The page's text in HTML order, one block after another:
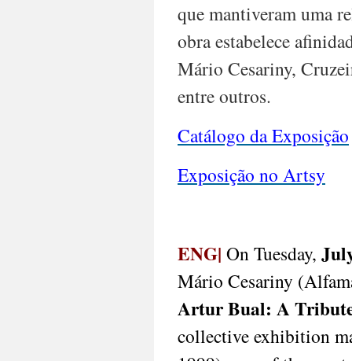
que mantiveram uma
obra estabelece
Mário Cesariny,
entre outros.
Catálogo da Exposição
Exposição no Artsy
ENG| On Tuesday,
Mário Cesariny
Artur Bual: A Tribute
collective exhibition